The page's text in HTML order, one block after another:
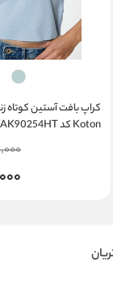
کراپ بافت آستین کوتاه
Koton کد 5WAK90254HT